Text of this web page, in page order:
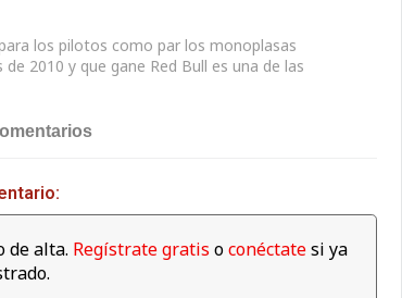
04:00
su 4º
03:59
los pilotos como par los monoplasas
2010 y que gane Red Bull es una de las
de alta. Regístrate gratis oconéctatesi ya